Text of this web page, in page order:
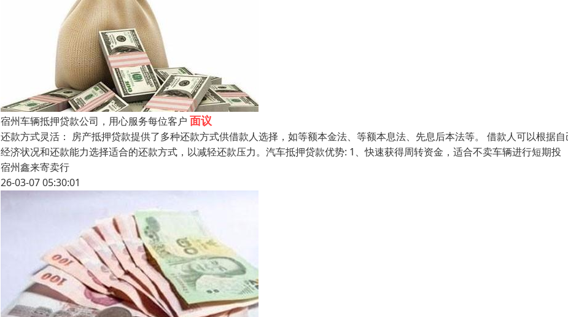
宿州车辆抵押贷款公司，用心服务每位客户 面议
还款方式灵活： 房产抵押贷款提供了多种还款方式供借款人选择，如等额本金法、等额本息法、先息后本法等。 借款人可以根据
经济状况和还款能力选择适合的还款方式，以减轻还款压力。汽车抵押贷款优势: 1、快速获得周转资金，适合不卖车辆进行短期投
宿州鑫来寄卖行
26-03-07 05:30:01